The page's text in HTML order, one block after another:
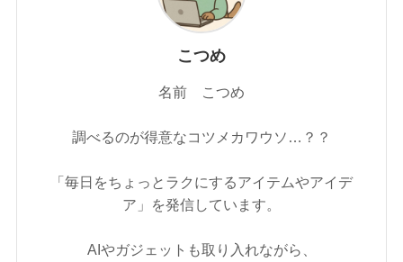
こつめ
名前 こつめ
調べるのが得意なコツメカワウソ…？？
「毎日をちょっとラクにするアイテムやアイデ
ア」を発信しています。
AIやガジェットも取り入れながら、